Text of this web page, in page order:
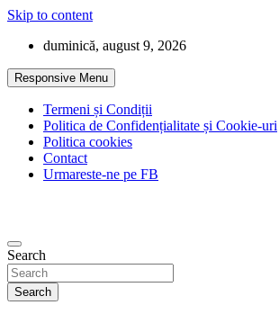
Skip to content
duminică, august 9, 2026
Responsive Menu
Termeni și Condiții
Politica de Confidențialitate și Cookie-uri
Politica cookies
Contact
Urmareste-ne pe FB
Search
Search